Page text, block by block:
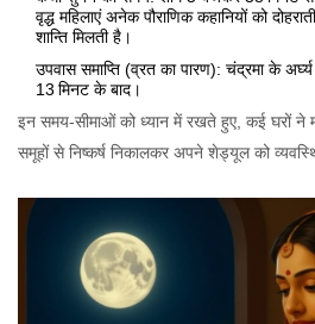
वृद्ध महिलाएं अनेक पौराणिक कहानियों को
शान्ति मिलती है।
उपवास समाप्ति (व्रत का पारण): चंद्रमा के
13 मिनट के बाद।
इन समय‑सीमाओं को ध्यान में रखते हुए, कई घरों ने
समूहों से निष्कर्ष निकालकर अपने शेड्यूल को